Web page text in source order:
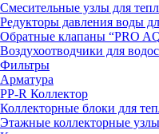
Смесительные узлы для
Редукторы давления воды
Обратные клапаны “PRO
Воздухоотводчики для
Фильтры
Арматура
PP-R Коллектор
Коллекторные блоки для
Этажные коллекторные узлы